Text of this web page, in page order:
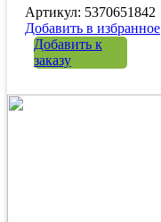
Артикул: 5370651842
Добавить в избранное
Добавить к
заказу